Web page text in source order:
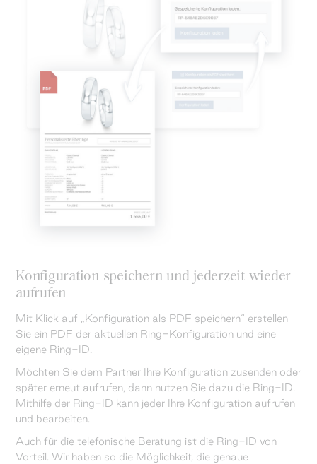
Konfiguration speichern und jederzeit wieder
aufrufen
Mit Klick auf „Konfiguration als PDF speichern“ erstellen
Sie ein PDF der aktuellen Ring-Konfiguration und eine
eigene Ring-ID.
Möchten Sie dem Partner Ihre Konfiguration zusenden oder
später erneut aufrufen, dann nutzen Sie dazu die Ring-ID.
Mithilfe der Ring-ID kann jeder Ihre Konfiguration aufrufen
und bearbeiten.
Auch für die telefonische Beratung ist die Ring-ID von
Vorteil. Wir haben so die Möglichkeit, die genaue